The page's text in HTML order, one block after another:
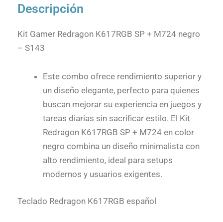
Descripción
Kit Gamer Redragon K617RGB SP + M724 negro
– S143
Este combo ofrece rendimiento superior y
un diseño elegante, perfecto para quienes
buscan mejorar su experiencia en juegos y
tareas diarias sin sacrificar estilo. El Kit
Redragon K617RGB SP + M724 en color
negro combina un diseño minimalista con
alto rendimiento, ideal para setups
modernos y usuarios exigentes.
Teclado Redragon K617RGB español